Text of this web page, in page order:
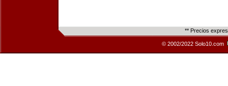
** Precios
© 2002/2022 Solo10.com